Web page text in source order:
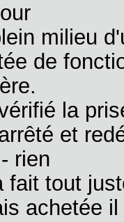
milieu
de
la
et
rien
fait tout
achetée